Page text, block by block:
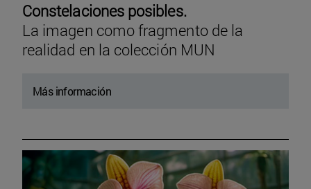
Constelaciones posibles.
La imagen como fragmento de la
realidad en la colección MUN
Más información